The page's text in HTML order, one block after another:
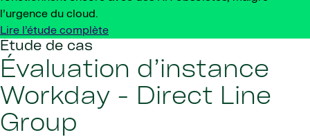
l’urgence du cloud.
Lire l’étude complète
Étude de cas
Évaluation d’instance
Workday - Direct Line
Group